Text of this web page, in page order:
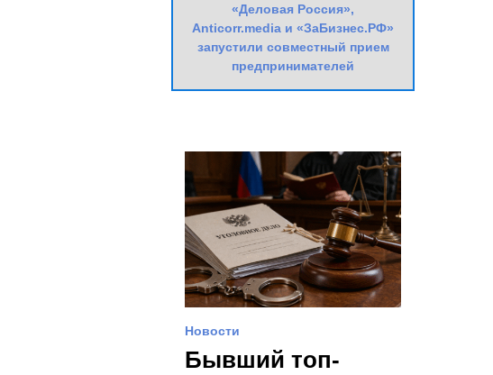
«Деловая Россия»,
Anticorr.media и «ЗаБизнес.РФ»
запустили совместный прием
предпринимателей
Новости
Бывший топ-